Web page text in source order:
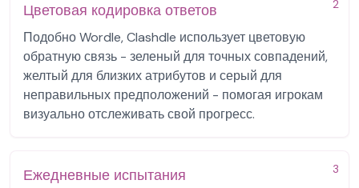
2
Цветовая кодировка ответов
Подобно Wordle, Clashdle использует цветовую
обратную связь - зеленый для точных совпадений,
желтый для близких атрибутов и серый для
неправильных предположений - помогая игрокам
визуально отслеживать свой прогресс.
3
Ежедневные испытания